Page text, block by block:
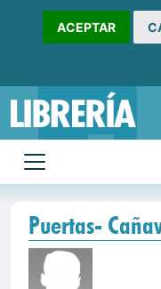
ACEPTAR
Puertas-